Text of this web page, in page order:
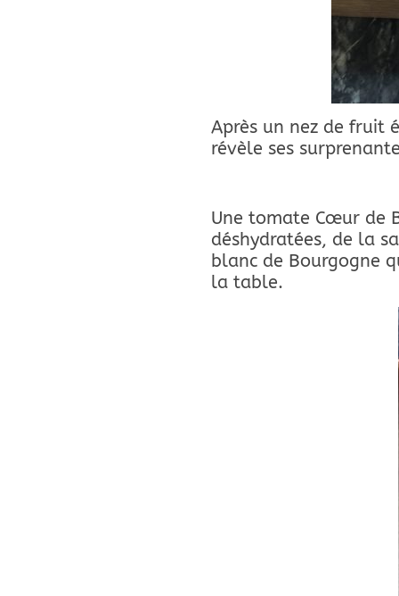
Après un nez de fruit
révèle ses
Une tomate Cœur de
déshydratées, de la
blanc de Bourgogne
la table.